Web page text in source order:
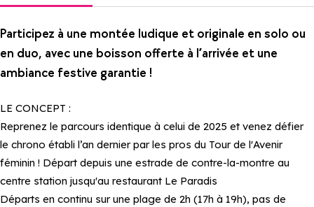
Participez à une montée ludique et originale en solo ou
en duo, avec une boisson offerte à l’arrivée et une
ambiance festive garantie !
LE CONCEPT :
Reprenez le parcours identique à celui de 2025 et venez défier
le chrono établi l’an dernier par les pros du Tour de l'Avenir
féminin ! Départ depuis une estrade de contre-la-montre au
centre station jusqu'au restaurant Le Paradis
Départs en continu sur une plage de 2h (17h à 19h), pas de